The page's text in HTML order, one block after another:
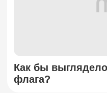
Как бы
флага?